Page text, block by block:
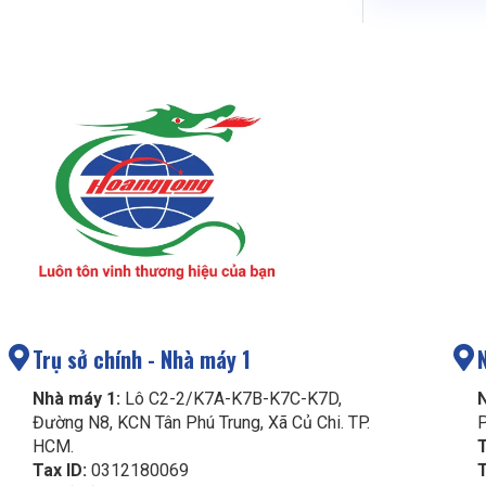
Trụ sở chính - Nhà máy 1
Nhà máy 1: Lô C2-2/K7A-K7B-K7C-K7D,
Đường N8, KCN Tân Phú Trung, Xã Củ Chi. TP.
HCM.
Tax ID: 0312180069